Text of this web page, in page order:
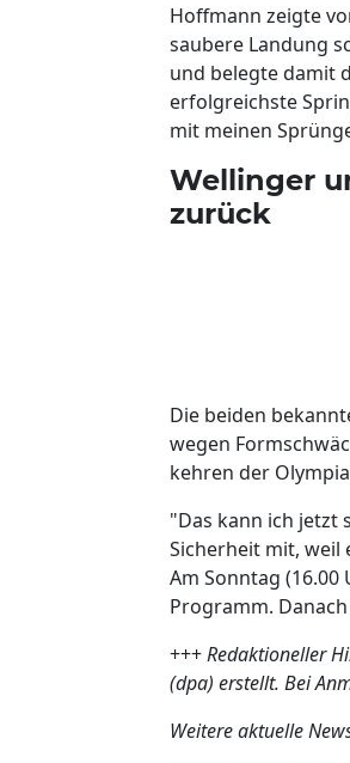
Hoffmann zeigte
saubere Landung
und belegte damit
erfolgreichste
mit meinen
Wellinger
zurück
Die beiden
wegen
kehren der
"Das kann ich jetzt
Sicherheit mit, weil
Am Sonntag
Programm.
+++Redaktioneller
(dpa) erstellt. Bei
Weitere aktuelle